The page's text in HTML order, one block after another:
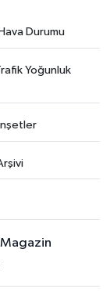
Durumu
Yoğunluk
Magazin